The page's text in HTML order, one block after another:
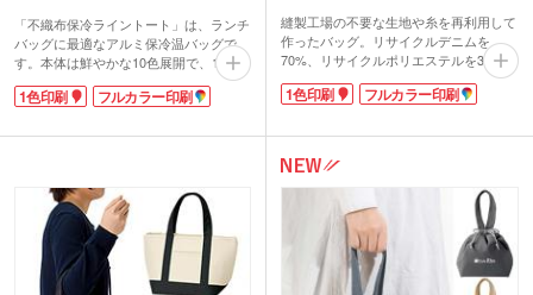
「不織布保冷ライントート」は、ランチ
バッグに最適なアルミ保冷温バッグで
す。本体は鮮やかな10色展開で、1色印
刷でオリジナル名入れが可能です。
暖かくなるとお弁当の傷みが心配。そこ
アルミシートを貼つけているため、保冷
防ぎます。
バッグのサイズは女性やお子さん向けお
弁当+200ml紙パックがちょうど入る程
度です。缶なら縦に3本入れることがで
きるサイズ感です。外ポケット付なの
で、スマホやパスケースをサッと入れる
1色印刷 フルカラー印刷
縫製工場の不要な生地や糸を再利用して
作ったバッグ。リサイクルデニムを
70%、リサイクルポリエステルを30%使
用しています。約10.5オンスの生地厚
で、深みのあるインディゴカラーが魅
も入る大きめサイズで、パッと取り出し
たいスマホを入れるのに便利です。
ポケット面に名入れでき、おしゃれなオ
リジナルバッグが作れます。アパレルシ
ョップのオープン記念や美容サロンの周
年記念の品におすすめ。環境に優しいエ
コ商品は、SDGsに取り組む企業のブラ
ンディングにも貢献します。
1色印刷 フルカラー印刷